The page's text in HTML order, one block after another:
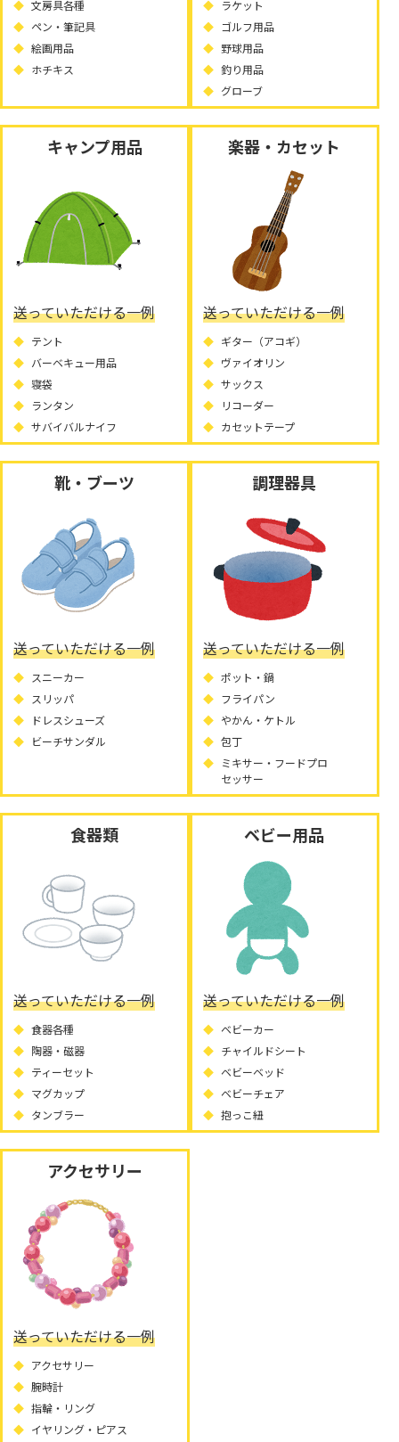
文房具各種
ペン・筆記具
絵画用品
ホチキス
ラケット
ゴルフ用品
野球用品
釣り用品
グローブ
キャンプ用品
送っていただける一例
テント
バーベキュー用品
寝袋
ランタン
サバイバルナイフ
楽器・カセット
送っていただける一例
ギター（アコギ）
ヴァイオリン
サックス
リコーダー
カセットテープ
靴・ブーツ
送っていただける一例
スニーカー
スリッパ
ドレスシューズ
ビーチサンダル
調理器具
送っていただける一例
ポット・鍋
フライパン
やかん・ケトル
包丁
ミキサー・フードプロ
セッサー
食器類
送っていただける一例
食器各種
陶器・磁器
ティーセット
マグカップ
タンブラー
ベビー用品
送っていただける一例
ベビーカー
チャイルドシート
ベビーベッド
ベビーチェア
抱っこ紐
アクセサリー
送っていただける一例
アクセサリー
腕時計
指輪・リング
イヤリング・ピアス